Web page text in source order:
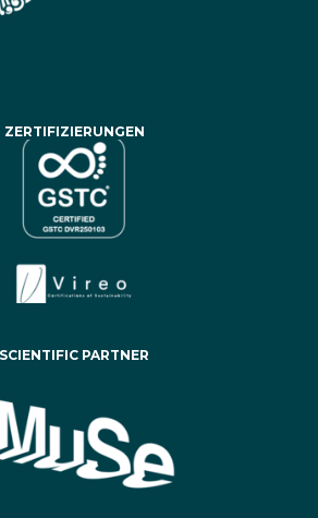
ZERTIFIZIERUNGEN
SCIENTIFIC PARTNER